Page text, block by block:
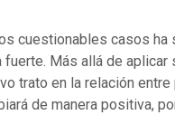
cuestionables casos ha
fuerte. Más allá de aplicar
trato en la relación
de manera positiva,